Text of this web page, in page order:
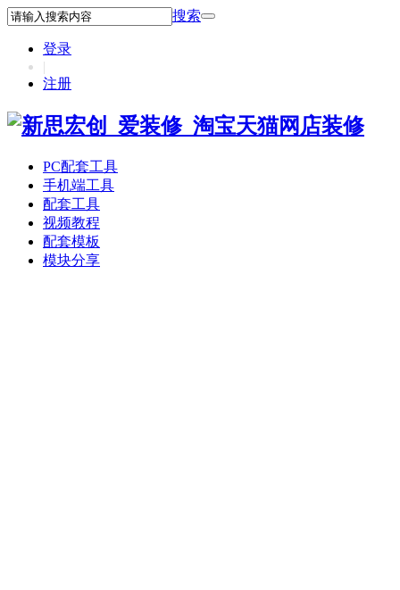
搜索
登录
|
注册
PC配套工具
手机端工具
配套工具
视频教程
配套模板
模块分享